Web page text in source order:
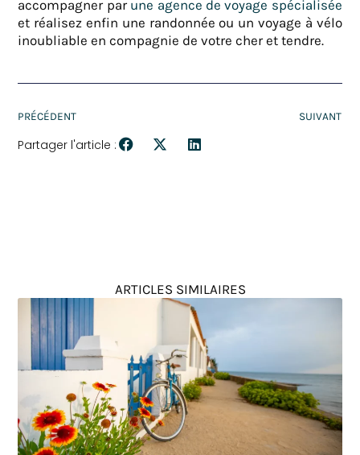
accompagner par une agence de voyage spécialisée
et réalisez enfin une randonnée ou un voyage à vélo
inoubliable en compagnie de votre cher et tendre.
PRÉCÉDENT SUIVANT
Partager l'article :
ARTICLES SIMILAIRES